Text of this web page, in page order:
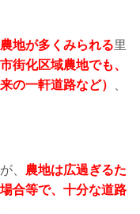
農地が多くみられる里
市街化区域農地でも、
の一軒道路など）
が、 農地は広過ぎるた
合等で、十分な道路